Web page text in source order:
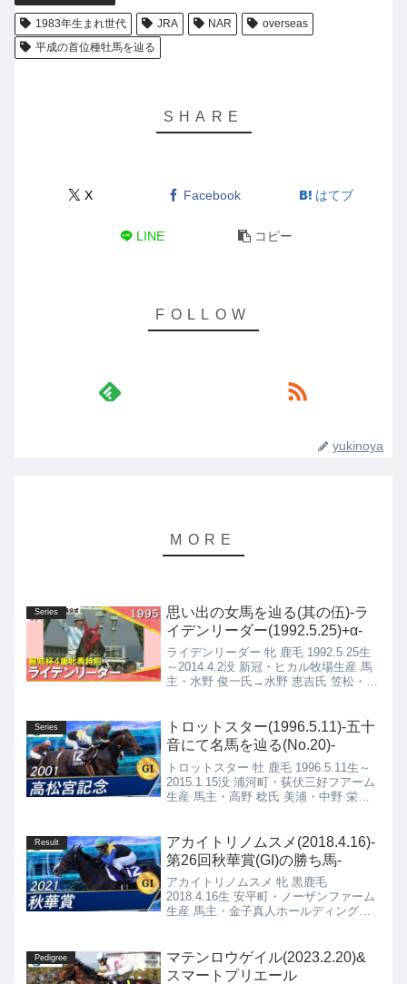
1983年生まれ世代 JRA NAR
overseas
平成の首位種牡馬を辿る
X Facebook はてブ
LINE コピー
yukinoya
Series
思い出の女馬を辿る(其の伍)-ラ
イデンリーダー(1992.5.25)+α-
ライデンリーダー 牝 鹿毛 1992.5.25生
～2014.4.2没 新冠・ヒカル牧場生産 馬
主・水野 俊一氏→水野 恵吉氏 笠松・荒
生産 馬主・(有)伊吹 栗東・橋口 弘次郎
厩舎ダンスパートナー 牝 鹿毛
1992.5.25生～2016.10.14没 千歳市・社
台フアーム生産 馬主・吉田 勝己氏 栗
東・白井 寿昭厩舎
Series
トロットスター(1996.5.11)-五十
音にて名馬を辿る(No.20)-
トロットスター 牡 鹿毛 1996.5.11生～
2015.1.15没 浦河町・荻伏三好フアーム
生産 馬主・高野 稔氏 美浦・中野 栄治
Result
アカイトリノムスメ(2018.4.16)-
第26回秋華賞(GI)の勝ち馬-
アカイトリノムスメ 牝 黒鹿毛
2018.4.16生 安平町・ノーザンファーム
生産 馬主・金子真人ホールディングス
Pedigree
マテンロウゲイル(2023.2.20)&
スマートプリエール